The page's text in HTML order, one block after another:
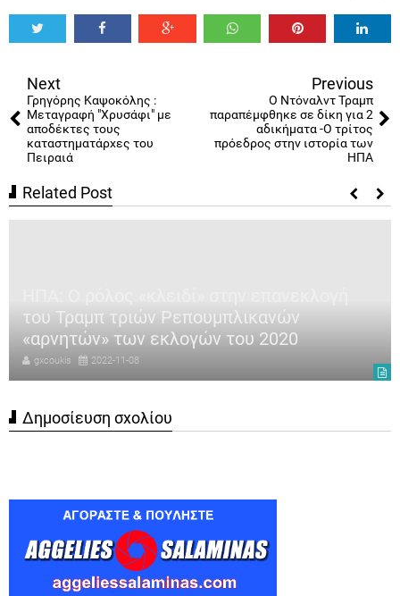
Next
Γρηγόρης Καψοκόλης :
Μεταγραφή "Χρυσάφι" με
αποδέκτες τους
καταστηματάρχες του
Πειραιά
Previous
Ο Ντόναλντ Τραμπ
παραπέμφθηκε σε δίκη για 2
αδικήματα -Ο τρίτος
πρόεδρος στην ιστορία των
ΗΠΑ
Related Post
του Τραμπ τριών Ρεπουμπλικανών
«αρνητών» των εκλογών του 2020
gxcoukis 2022-11-08
Δημοσίευση σχολίου